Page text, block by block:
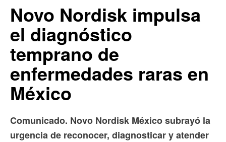
Novo Nordisk impulsa
el diagnóstico
temprano de
enfermedades raras en
México
Comunicado. Novo Nordisk México subrayó la
urgencia de reconocer, diagnosticar y atender